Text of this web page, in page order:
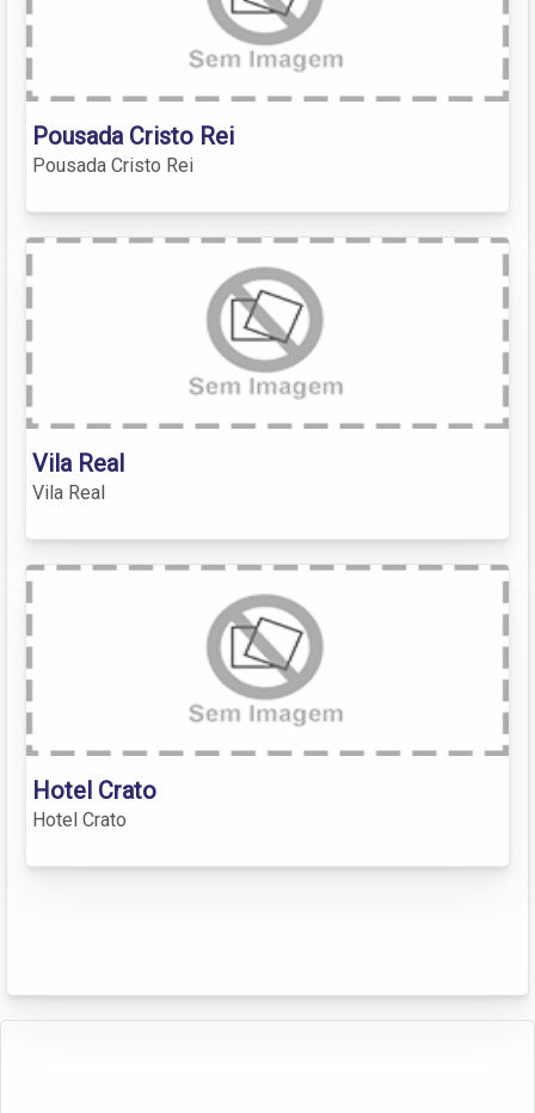
Pousada Cristo Rei
Pousada Cristo Rei
Vila Real
Vila Real
Hotel Crato
Hotel Crato